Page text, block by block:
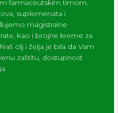
farmaceutskim timom.
suplemenata i
magistralne
kao i brojne kreme za
cilj i želja je bila da Vam
zaštitu, dostupnost